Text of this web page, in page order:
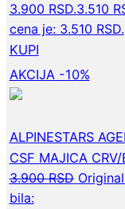
3.900 RSD.3.510
cena je: 3.510 RSD.
KUPI
AKCIJA -10%
ALPINESTARS
CSF MAJICA CRV/
3.900RSD
bila: